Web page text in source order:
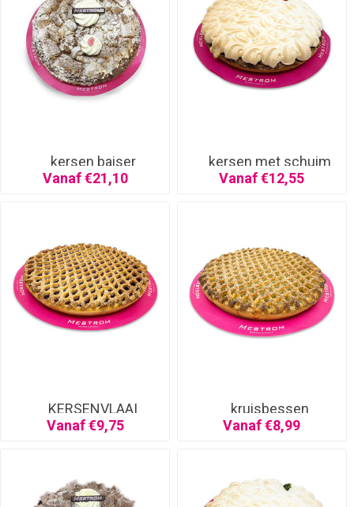
kersen baiser
Vanaf €21,10
kersen met schuim
Vanaf €12,55
KERSENVLAAI
Vanaf €9,75
kruisbessen
Vanaf €8,99